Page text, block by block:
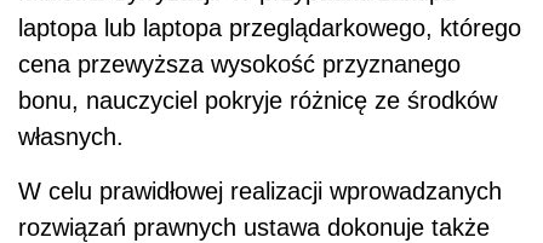
wyłączono spod egzekucji administracyjnej
laptopy, laptopy przeglądarkowe, oraz bony na
ich zakup. Ustawa wprowadza także zmiany w
ustawie z dnia 28 lipca 1983 r. o podatku od
spadków i darowizn, którymi wyłączono z
opodatkowania tym podatkiem nabycie
laptopów i laptopów przeglądarkowych oraz